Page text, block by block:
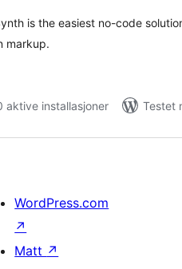
is the easiest no-code
markup.
aktive installasjoner
Testet
WordPress.com
↗
Matt ↗